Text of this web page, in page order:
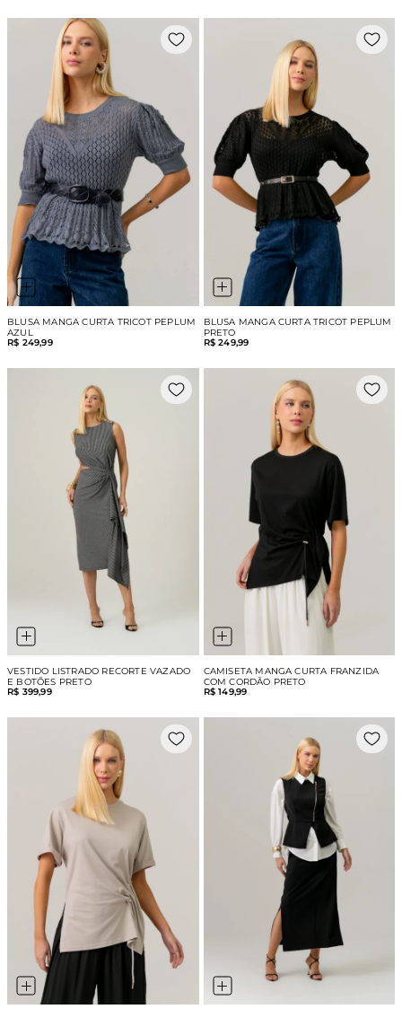
BLUSA MANGA CURTA TRICOT PEPLUM
AZUL
R$ 249,99
BLUSA MANGA CURTA TRICOT PEPLUM
PRETO
R$ 249,99
VESTIDO LISTRADO RECORTE VAZADO
E BOTÕES PRETO
R$ 399,99
CAMISETA MANGA CURTA FRANZIDA
COM CORDÃO PRETO
R$ 149,99